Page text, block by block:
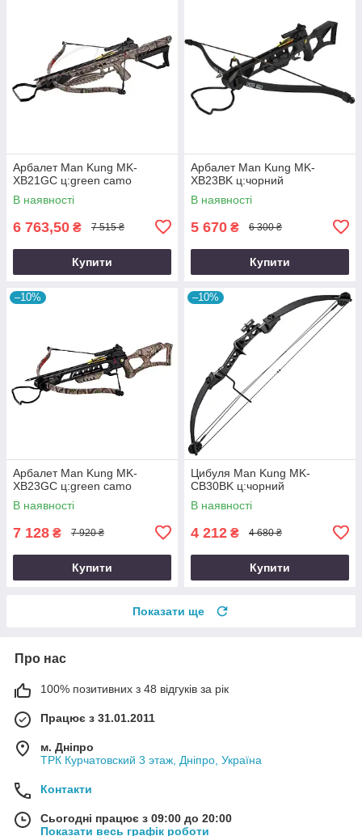
Арбалет Man Kung MK-
XB21GC ц:green camo
В наявності
6 763,50 ₴ 7 515 ₴
Купити
Арбалет Man Kung MK-
XB23BK ц:чорний
В наявності
5 670 ₴ 6 300 ₴
Купити
–10%
Арбалет Man Kung MK-
XB23GC ц:green camo
В наявності
7 128 ₴ 7 920 ₴
Купити
–10%
Цибуля Man Kung MK-
CB30BK ц:чорний
В наявності
4 212 ₴ 4 680 ₴
Купити
Показати ще
Про нас
100% позитивних з 48 відгуків за рік
Працює з 31.01.2011
м. Дніпро
ТРК Курчатовский 3 этаж, Дніпро, Україна
Контакти
Сьогодні працює з 09:00 до 20:00
Показати весь графік роботи